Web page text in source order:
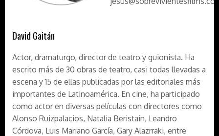
David Gaitán
Actor, dramaturgo, director de teatro y guionista. Ha
escrito más de 30 obras de teatro, casi todas llevadas a
escena y 15 de ellas publicadas por las editoriales más
importantes de Latinoamérica. En cine, ha participado
como actor en diversas películas con directores como
Alonso Ruizpalacios, Natalia Beristain, Leandro
Córdova, Luis Mariano García, Gary Alazrraki, entre